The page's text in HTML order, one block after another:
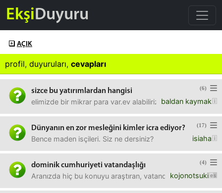
EkşiDuyuru
AÇIK
profil, duyuruları, cevapları
(6)
sizce bu yatırımlardan hangisi
baldan kaymak
elimizde bir mikrar para var.ev alabiliriz. aylık maliyeti
(17)
Dünyanın en zor mesleğini kimler icra ediyor?
isiaha
Bence maden isçileri. Siz ne dersiniz?
(4)
dominik cumhuriyeti vatandaşlığı
kojonotsuki
Aranızda hiç bu konuyu araştıran, vatandaşlığı